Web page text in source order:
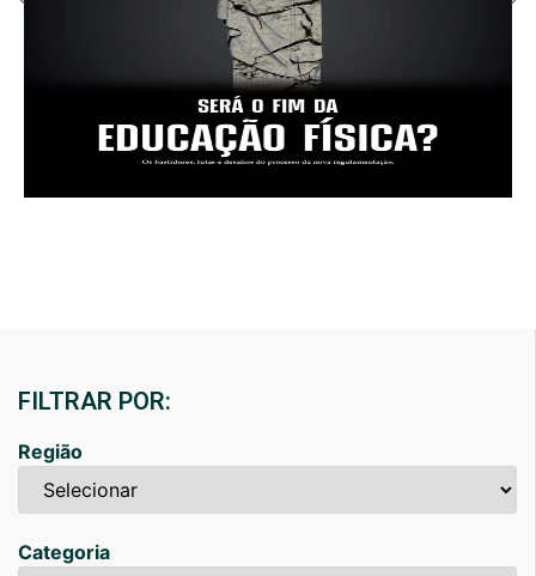
FILTRAR POR:
Região
Categoria